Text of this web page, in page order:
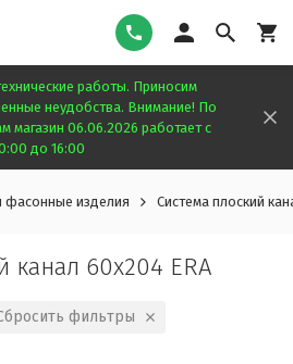
работы. Приносим
неудобства. Внимание! По
магазин 06.06.2026 работает с
до 16:00
фасонные изделия Система плоский
канал 60х204 ERA
фильтры